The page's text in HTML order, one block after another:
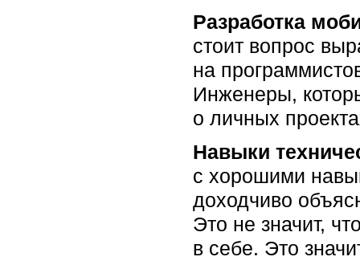
Разработка
стоит вопрос
на
Инженеры,
о личных
Навыки
с хорошими
доходчиво
Это не значит,
в себе. Это